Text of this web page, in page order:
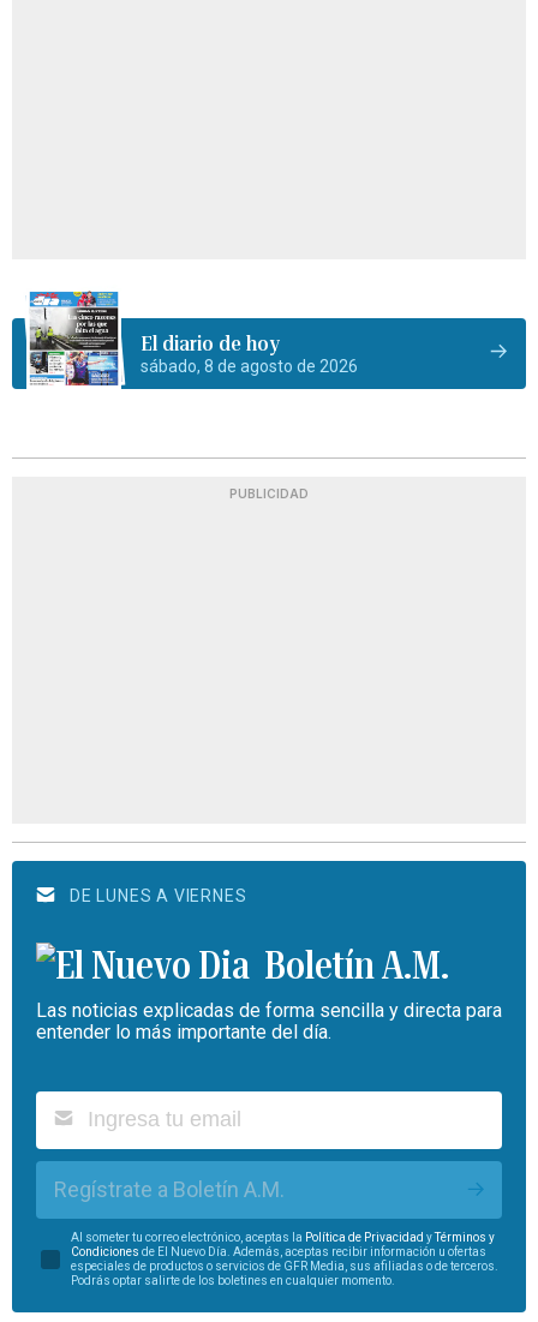
El diario de hoy
sábado, 8 de agosto de 2026
PUBLICIDAD
DE LUNES A VIERNES
Boletín A.M.
Las noticias explicadas de forma sencilla y directa para
entender lo más importante del día.
Regístrate a Boletín A.M.
Al someter tu correo electrónico, aceptas la Política de Privacidad yTérminos y
Condiciones de El Nuevo Día. Además, aceptas recibir información u ofertas
especiales de productos o servicios de GFR Media, sus afiliadas o de terceros.
Podrás optar salirte de los boletines en cualquier momento.